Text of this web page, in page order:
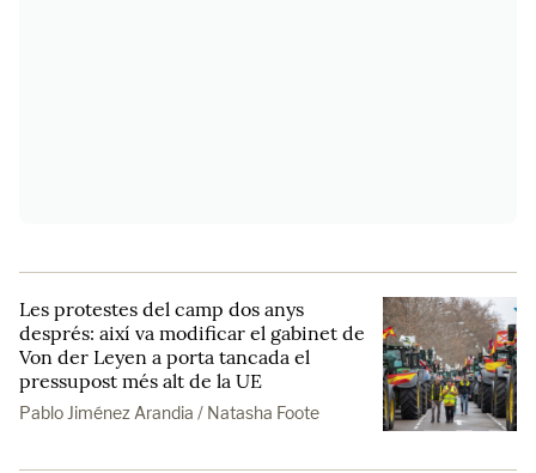
Les protestes del camp dos anys
després: així va modificar el gabinet de
Von der Leyen a porta tancada el
pressupost més alt de la UE
Pablo Jiménez Arandia / Natasha Foote